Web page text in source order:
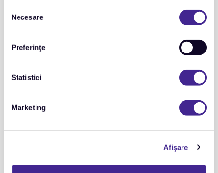
consimțământului
Necesare
Preferinţe
Statistici
Marketing
Afişare
peste 6.000
de companii vor fi obligate în viitorul apropiat să raporteze
informații privind sustenabilitatea, față de aproximativ 750